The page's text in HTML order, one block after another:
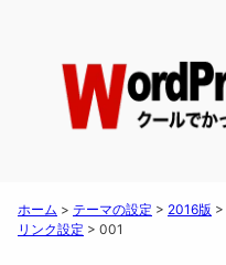
ホーム > テーマの設定 > 2016版 >
リンク設定 > 001